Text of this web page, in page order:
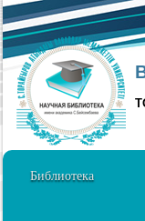
Библиотека